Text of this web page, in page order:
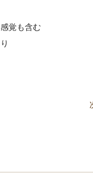
覚も含む